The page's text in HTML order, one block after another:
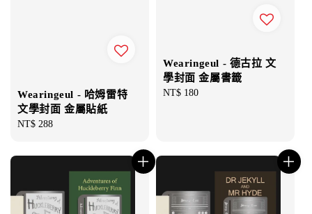
Wearingeul - 哈姆雷特
文學封面 金屬貼紙
Regular
NT$ 288
Wearingeul - 德古拉 文
學封面 金屬書籤
Regular
NT$ 180